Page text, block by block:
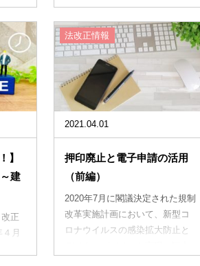
の建設の事業」「自動車運転の
業務」の時間外労働の上限規制
につ...
】
建
正
月
法改正情報
2021.04.01
押印廃止と電子申請の活用
（前編）
2020年7月に閣議決定された規制
改革実施計画において、新型コ
ロナウイルスの感染拡大防止と